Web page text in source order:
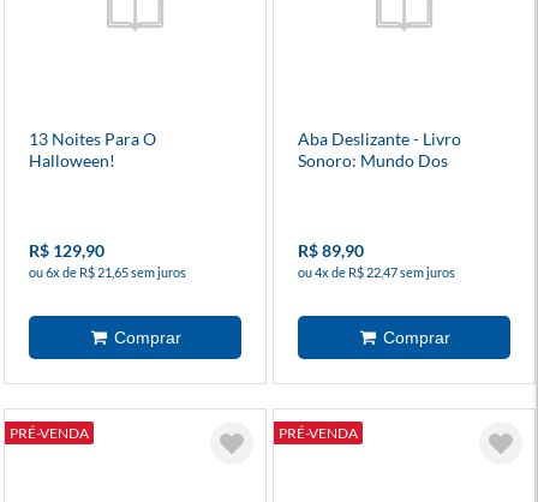
13 Noites Para O
Halloween!
R$ 129,90
ou 6x de R$ 21,65 sem juros
Aba Deslizante - Livro
Sonoro: Mundo Dos
R$ 89,90
ou 4x de R$ 22,47 sem juros
PRÉ-VENDA PRÉ-VENDA